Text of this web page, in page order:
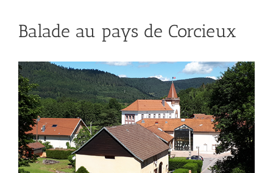
Balade au pays de Corcieux